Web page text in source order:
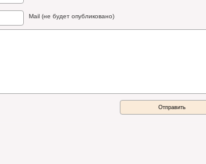
Mail (не будет опубликовано)